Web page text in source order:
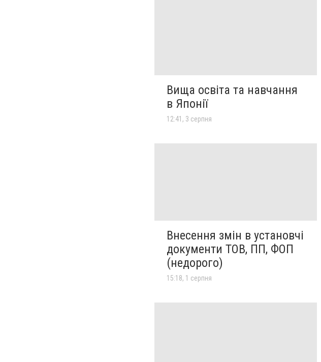
Вища освіта та навчання
в Японії
12:41, 3 серпня
Внесення змін в установчі
документи ТОВ, ПП, ФОП
(недорого)
15:18, 1 серпня